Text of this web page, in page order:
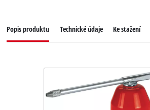
Popis produktu Technické údaje Ke stažení